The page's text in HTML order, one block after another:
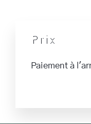
Prix
Paiement à